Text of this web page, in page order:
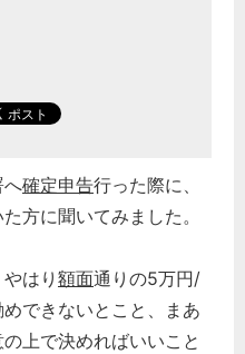
へ確定申告行った際に、
方に聞いてみました。
はり額面通りの5万円/
できないとこと、まあ
上で決めればいいこと